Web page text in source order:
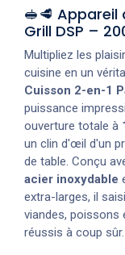
🥪🥩
Grill DSP –
Multipliez les
cuisine en un
Cuisson 2-en-1
puissance
ouverture totale à
un clin d'œil d'un
de table. Conçu
acier inoxydable
extra-larges, il
viandes, poissons
réussis à coup sûr.